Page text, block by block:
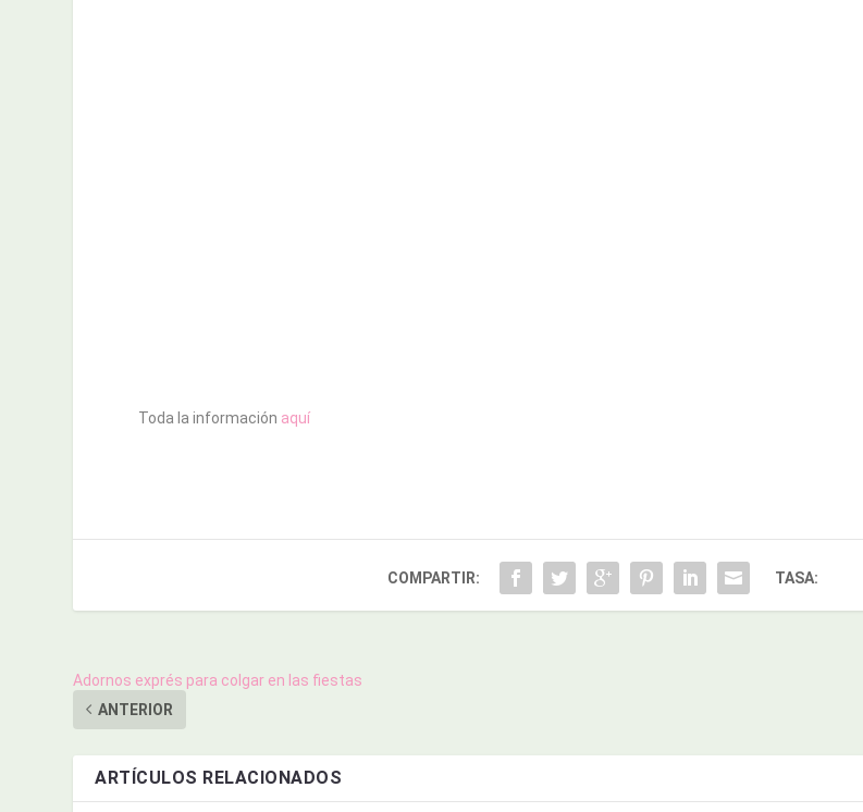
Toda la información aquí
COMPARTIR: TASA:
Adornos exprés para colgar en las fiestas
ANTERIOR
ARTÍCULOS RELACIONADOS